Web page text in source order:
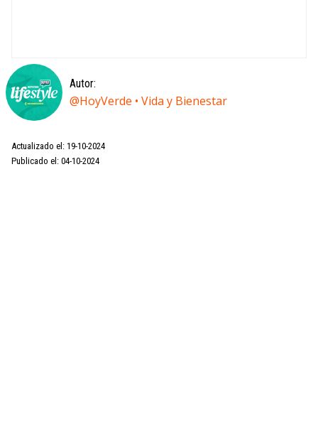
Autor:
@HoyVerde • Vida y Bienestar
Actualizado el: 19-10-2024
Publicado el: 04-10-2024